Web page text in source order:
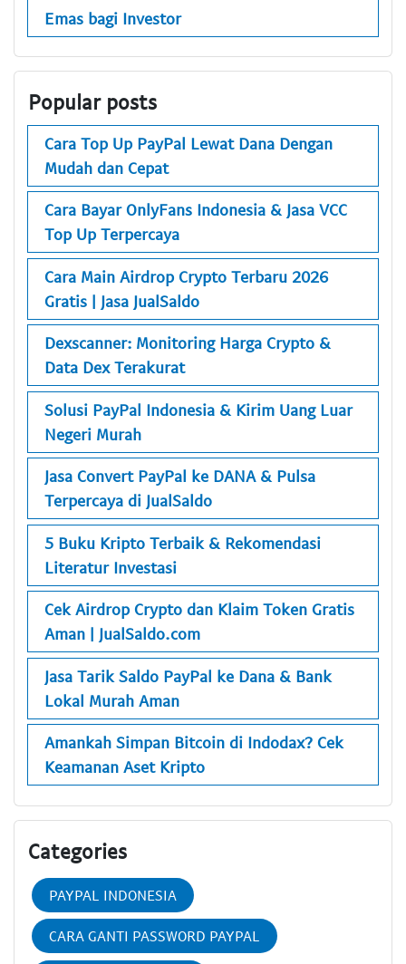
Emas bagi Investor
Popular posts
Cara Top Up PayPal Lewat Dana Dengan
Mudah dan Cepat
Cara Bayar OnlyFans Indonesia & Jasa VCC
Top Up Terpercaya
Cara Main Airdrop Crypto Terbaru 2026
Gratis | Jasa JualSaldo
Dexscanner: Monitoring Harga Crypto &
Data Dex Terakurat
Solusi PayPal Indonesia & Kirim Uang Luar
Negeri Murah
Jasa Convert PayPal ke DANA & Pulsa
Terpercaya di JualSaldo
5 Buku Kripto Terbaik & Rekomendasi
Literatur Investasi
Cek Airdrop Crypto dan Klaim Token Gratis
Aman | JualSaldo.com
Jasa Tarik Saldo PayPal ke Dana & Bank
Lokal Murah Aman
Amankah Simpan Bitcoin di Indodax? Cek
Keamanan Aset Kripto
Categories
PAYPAL INDONESIA
CARA GANTI PASSWORD PAYPAL